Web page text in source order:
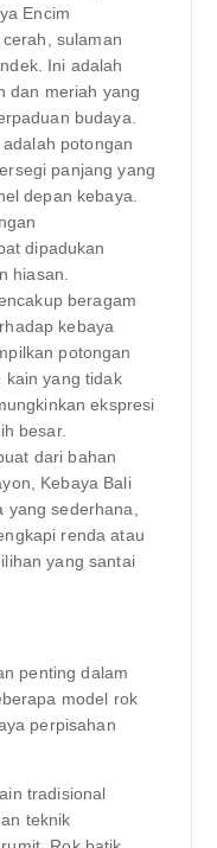
Encim
sulaman
Ini adalah
dan meriah yang
budaya.
potongan
panjang yang
depan kebaya.
dipadukan
hiasan.
beragam
kebaya
potongan
kain yang tidak
ekspresi
besar.
dari bahan
Kebaya Bali
yang sederhana,
renda atau
yang santai
penting dalam
model rok
perpisahan
tradisional
teknik